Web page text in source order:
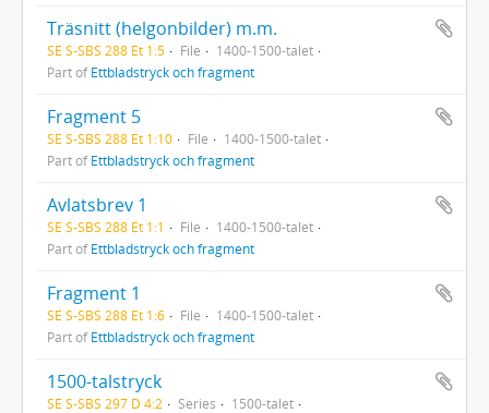
Träsnitt (helgonbilder) m.m.
SE S-SBS 288 Et 1:5 File
1400-1500-talet
Part ofEttbladstryck och fragment
Fragment 5
SE S-SBS 288 Et 1:10 File
1400-1500-talet
Part ofEttbladstryck och fragment
Avlatsbrev 1
SE S-SBS 288 Et 1:1 File
1400-1500-talet
Part ofEttbladstryck och fragment
Fragment 1
SE S-SBS 288 Et 1:6 File
1400-1500-talet
Part ofEttbladstryck och fragment
1500-talstryck
SE S-SBS 297 D 4:2 Series
1500-talet